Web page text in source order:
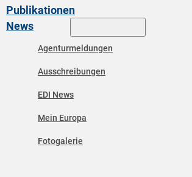
Publikationen
News
Agenturmeldungen
Ausschreibungen
EDI News
Mein Europa
Fotogalerie